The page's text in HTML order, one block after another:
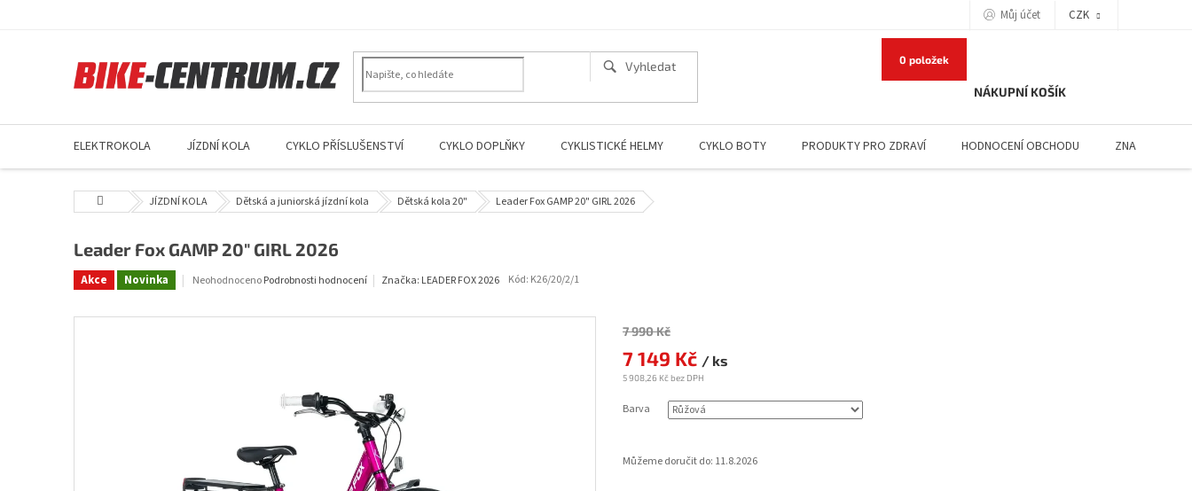
Můj účet CZK
NÁKUPNÍ KOŠÍK
0 položek
ELEKTROKOLA JÍZDNÍ KOLA CYKLO PŘÍSLUŠENSTVÍ CYKLO DOPLŇKY CYKLISTICKÉ HELMY CYKLO BOTY PRODUKTY PRO ZDRAVÍ HODNOCENÍ OBCHODU ZNAČKY
Domů JÍZDNÍ KOLA Dětská a juniorská jízdní kola Dětská kola 20" Leader Fox GAMP 20" GIRL 2026
Leader Fox GAMP 20" GIRL 2026
Akce Novinka
Průměrné
je
Neohodnoceno Podrobnosti hodnocení Značka: LEADER FOX 2026 Kód: K26/20/2/1
7 990 Kč
7 149 Kč / ks
5 908,26 Kč bez DPH
Měrná
cena:
Barva
Můžeme doručit do: 11.8.2026